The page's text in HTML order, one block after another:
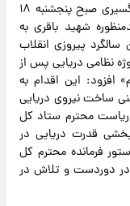
و به نقل از ایسنا، سردار تنگسیری صبح پنجشنبه ۱۸
چندمنظوره شهید باقری به
پیروزی انقلاب
نظامی دریایی پس از
افزود: این اقدام به
ساخت نیروی دریایی
ریاست محترم ستاد کل
قدرت دریایی در
فرمانده محترم کل
در دوردست و تلاش در